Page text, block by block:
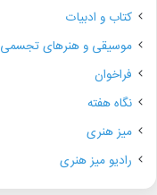
کتاب و ادبیات
موسیقی و هنرهای تجسمی
فراخوان
نگاه هفته
میز هنری
رادیو میز هنری